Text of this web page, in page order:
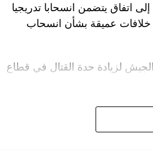
اتفاق يتضمن انسحابا تدريجيا
عميقة بشأن انسحاب
لزيادة حدة القتال في قطاع
وزير الخارجية الأميركية،